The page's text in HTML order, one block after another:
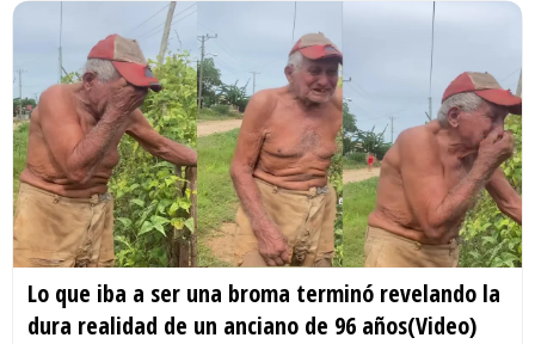
Lo que iba a ser una broma terminó revelando la
dura realidad de un anciano de 96 años(Video)